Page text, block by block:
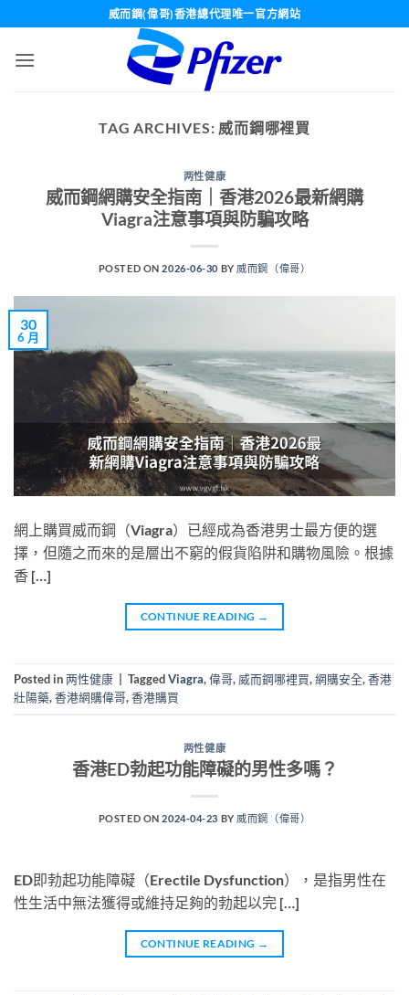
content
威而鋼(偉哥)香港總代理唯一官方網站
TAG ARCHIVES: 威而鋼哪裡買
两性健康
威而鋼網購安全指南｜香港2026最新網購
Viagra注意事項與防騙攻略
POSTED ON2026-06-30 BY 威而鋼（偉哥）
30
6 月
網上購買威而鋼（Viagra）已經成為香港男士最方便的選
擇，但隨之而來的是層出不窮的假貨陷阱和購物風險。根據
香 […]
CONTINUE READING →
Posted in两性健康 TaggedViagra,偉哥, 威而鋼哪裡買,網購安全,香港
壯陽藥,香港網購偉哥,香港購買
两性健康
香港ED勃起功能障礙的男性多嗎？
POSTED ON2024-04-23 BY 威而鋼（偉哥）
ED即勃起功能障礙（Erectile Dysfunction），是指男性在
性生活中無法獲得或維持足夠的勃起以完 […]
CONTINUE READING →